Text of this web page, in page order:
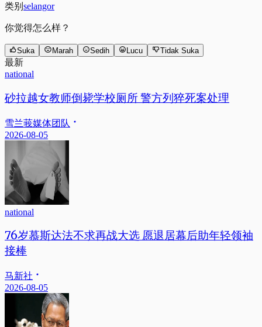
类别 selangor
你觉得怎么样？
Suka Marah Sedih Lucu Tidak Suka
最新
national
砂拉越女教师倒毙学校厕所 警方列猝死案处理
雪兰莪媒体团队
2026-08-05
national
76岁慕斯达法不求再战大选 愿退居幕后助年轻领袖
接棒
马新社
2026-08-05